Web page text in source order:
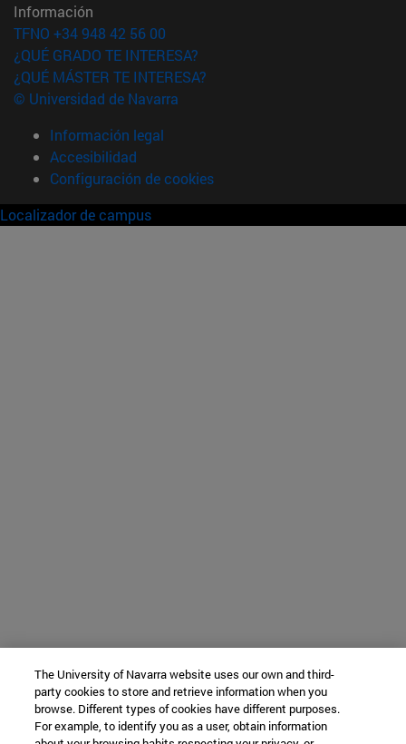
Información
TFNO +34 948 42 56 00
¿QUÉ GRADO TE INTERESA?
¿QUÉ MÁSTER TE INTERESA?
© Universidad de Navarra
Información legal
Accesibilidad
Configuración de cookies
Localizador de campus
The University of Navarra website uses our own and third-
party cookies to store and retrieve information when you
browse. Different types of cookies have different purposes.
For example, to identify you as a user, obtain information